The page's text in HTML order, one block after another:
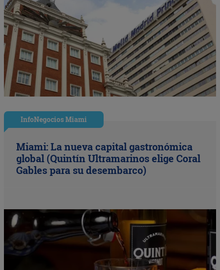
InfoNegocios Miami
Miami: La nueva capital gastronómica
global (Quintín Ultramarinos elige Coral
Gables para su desembarco)